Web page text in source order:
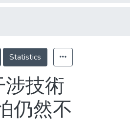
Statistics
技術
仍然不